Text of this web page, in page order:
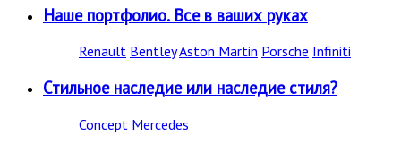
Наше портфолио. Все в ваших руках
Renault BentleyAston Martin Porsche Infiniti
Стильное наследие или наследие стиля?
Concept Mercedes